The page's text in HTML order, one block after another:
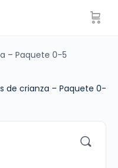
– Paquete 0-5
de crianza – Paquete 0-